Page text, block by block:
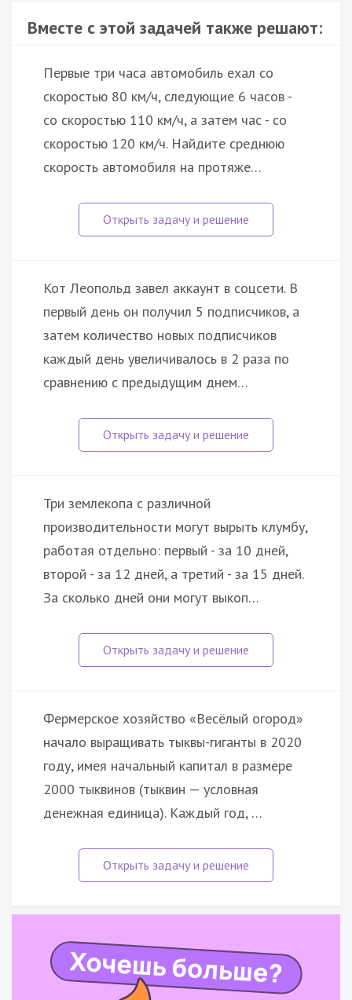
Вместе с этой задачей также решают:
Первые три часа автомобиль ехал со
скоростью 80 км/ч, следующие 6 часов -
со скоростью 110 км/ч, а затем час - со
скоростью 120 км/ч. Найдите среднюю
скорость автомобиля на протяже…
Кот Леопольд завел аккаунт в соцсети. В
первый день он получил 5 подписчиков, а
затем количество новых подписчиков
каждый день увеличивалось в 2 раза по
сравнению с предыдущим днем…
Три землекопа с различной
производительности могут вырыть клумбу,
работая отдельно: первый - за 10 дней,
второй - за 12 дней, а третий - за 15 дней.
За сколько дней они могут выкоп…
Фермерское хозяйство «Весёлый огород»
начало выращивать тыквы-гиганты в 2020
году, имея начальный капитал в размере
2000 тыквинов (тыквин — условная
денежная единица). Каждый год, …